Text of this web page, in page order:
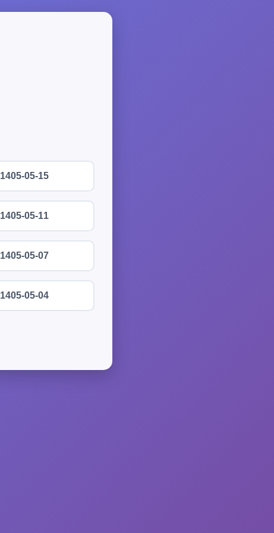
1405-05-15
1405-05-11
1405-05-07
1405-05-04